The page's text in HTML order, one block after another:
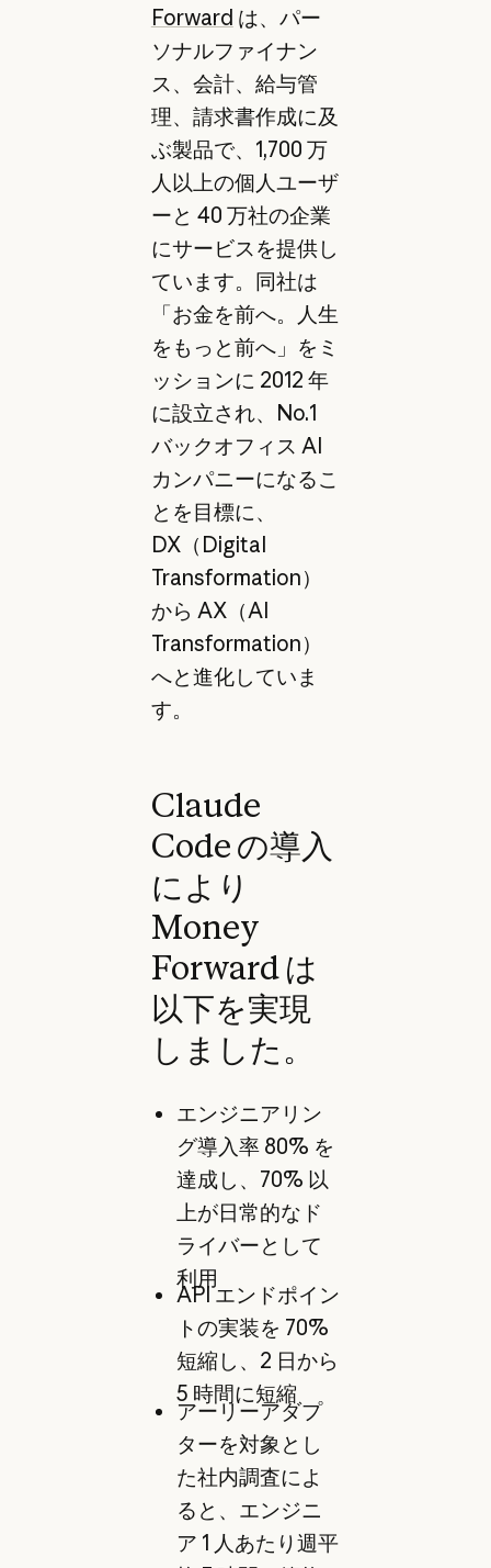
Forward は、パー
ソナルファイナン
ス、会計、給与管
理、請求書作成に及
ぶ製品で、1,700 万
人以上の個人ユーザ
ーと 40 万社の企業
にサービスを提供し
ています。同社は
「お金を前へ。人生
をもっと前へ」をミ
ッションに 2012 年
に設立され、No.1
バックオフィス AI
カンパニーになるこ
とを目標に、
DX（Digital
Transformation）
から AX（AI
Transformation）
へと進化していま
す。
Claude
Code の導入
により
Money
Forward は
以下を実現
しました。
エンジニアリン
グ導入率 80% を
達成し、70% 以
上が日常的なド
ライバーとして
利用
API エンドポイン
トの実装を 70%
短縮し、2 日から
5 時間に短縮
アーリーアダプ
ターを対象とし
た社内調査によ
ると、エンジニ
ア 1 人あたり週平